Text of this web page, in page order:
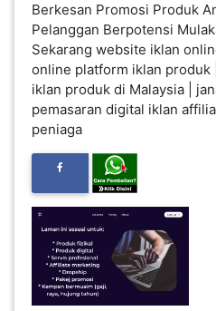
Berkesan Promosi Produk
Pelanggan Berpotensi
Sekarang website iklan
online platform iklan
iklan produk di Malaysia |
pemasaran digital iklan
peniaga
MINYAK
WANGI(8)
PENDIDIKAN(19)
DERMA
DAN
INFAK(0)
TUDUNG(0)